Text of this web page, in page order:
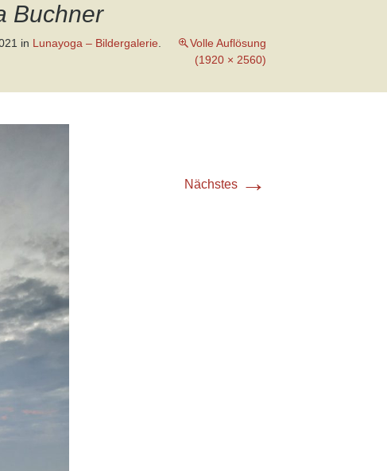
Buchner
in Lunayoga – Bildergalerie
Volle Auflösung
(1920 × 2560)
Nächstes →